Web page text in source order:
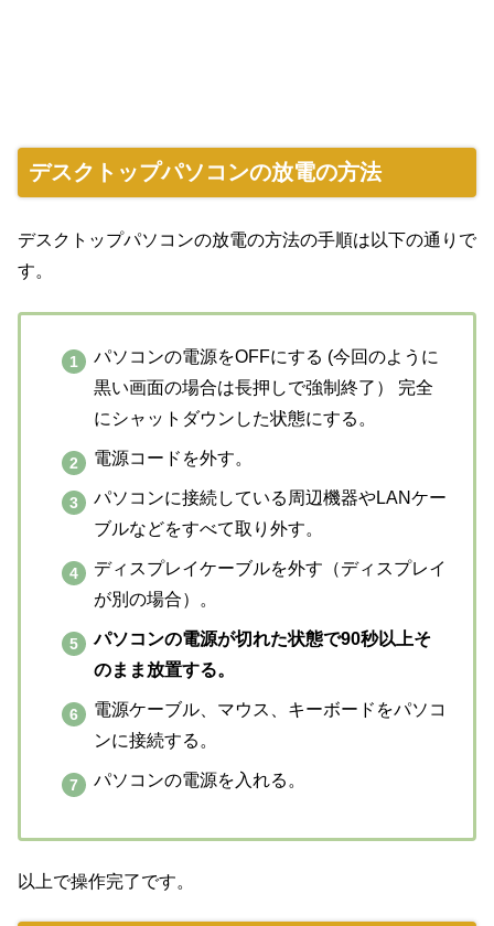
デスクトップパソコンの放電の方法
デスクトップパソコンの放電の方法の手順は以下の通りで
す。
パソコンの電源をOFFにする (今回のように
黒い画面の場合は長押しで強制終了） 完全
にシャットダウンした状態にする。
電源コードを外す。
パソコンに接続している周辺機器やLANケー
ブルなどをすべて取り外す。
ディスプレイケーブルを外す（ディスプレイ
が別の場合）。
パソコンの電源が切れた状態で90秒以上そ
のまま放置する。
電源ケーブル、マウス、キーボードをパソコ
ンに接続する。
パソコンの電源を入れる。
以上で操作完了です。